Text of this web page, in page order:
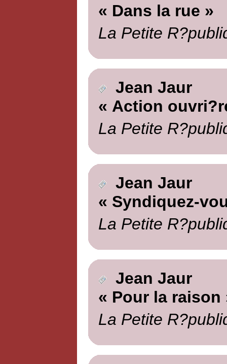
« Dans la rue »
La Petite
Jean Jaur
« Action
La Petite
Jean Jaur
« Syndiquez-
La Petite
Jean Jaur
« Pour la raison
La Petite